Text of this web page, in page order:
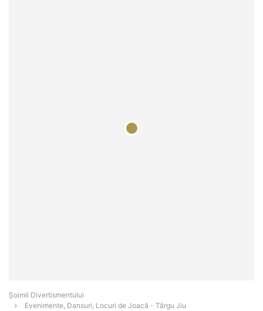
Şoimii Divertismentului
Evenimente, Dansuri, Locuri de Joacă - Târgu Jiu